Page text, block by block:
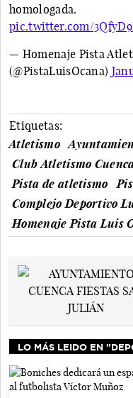
pic.twitter.com/
— Homenaje Pista
(@PistaLuisOcana)
Etiquetas:
Atletismo
Club Atletismo
Pista de atletismo
Complejo Deportivo
Homenaje Pista Luis
LO MÁS LEIDO EN